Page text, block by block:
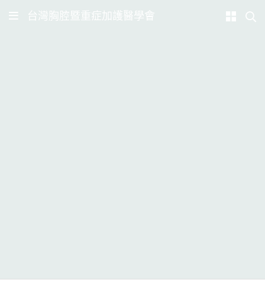
台灣胸腔暨重症加護醫學會